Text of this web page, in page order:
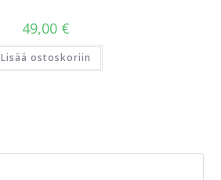
49,00 €
Lisää ostoskoriin